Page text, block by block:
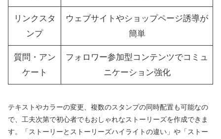
リンクスタ
ンプ
ウェブサイトやショップページ誘導が
簡単
質問・アン
ケート
フォロワー参加型コンテンツでコミュ
ニケーション強化
テキストやカラーの変更、複数のスタンプの同時配置も可能なの
で、工夫次第で初心者でもおしゃれなストーリーズを作成できま
す。「ストーリーとストーリーズハイライトの違い」や「ストー